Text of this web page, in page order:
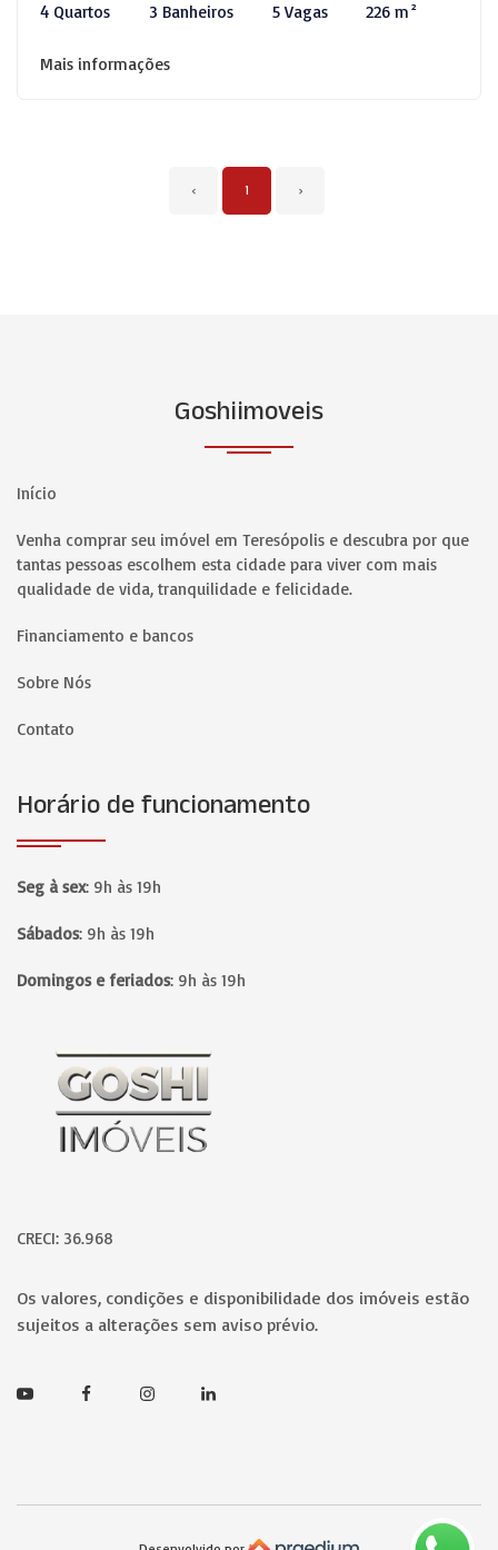
4 Quartos 3 Banheiros 5 Vagas 226 m²
Mais informações
‹ 1 ›
Goshiimoveis
Início
Venha comprar seu imóvel em Teresópolis e descubra por que
tantas pessoas escolhem esta cidade para viver com mais
qualidade de vida, tranquilidade e felicidade.
Financiamento e bancos
Sobre Nós
Contato
Horário de funcionamento
Seg à sex: 9h às 19h
Sábados: 9h às 19h
Domingos e feriados: 9h às 19h
Página inicial
CRECI: 36.968
Os valores, condições e disponibilidade dos imóveis estão
sujeitos a alterações sem aviso prévio.
Youtube FacebookInstagramLinkedin